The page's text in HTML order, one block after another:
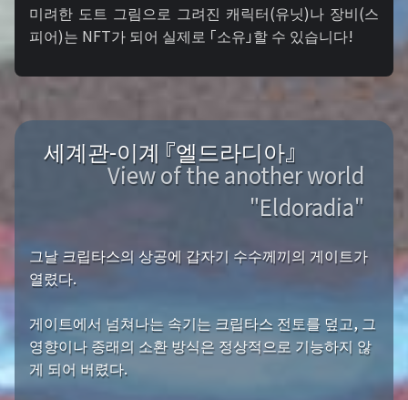
미려한 도트 그림으로 그려진 캐릭터(유닛)나 장비(스
피어)는 NFT가 되어 실제로 「소유」할 수 있습니다!
세계관-이계 『엘드라디아』
View of the another world
"Eldoradia"
그날 크립타스의 상공에 갑자기 수수께끼의 게이트가
열렸다.
게이트에서 넘쳐나는 속기는 크립타스 전토를 덮고, 그
영향이나 종래의 소환 방식은 정상적으로 기능하지 않
게 되어 버렸다.